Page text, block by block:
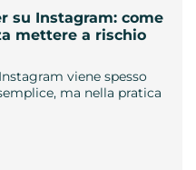
su Instagram: come
mettere a rischio
viene spesso
ma nella pratica